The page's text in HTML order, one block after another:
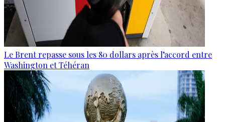
Le Brent repasse sous les 80 dollars après l’accord entre
Washington et Téhéran